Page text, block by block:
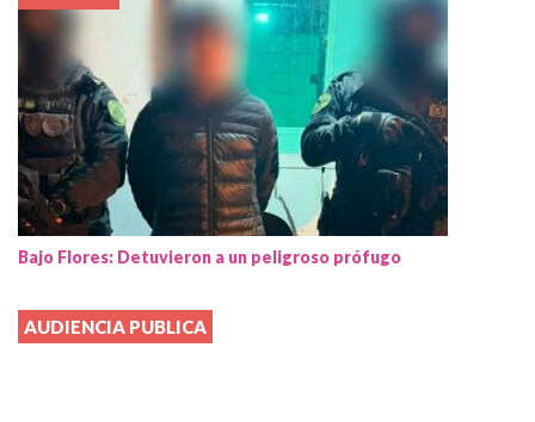
Bajo Flores: Detuvieron a un peligroso prófugo
AUDIENCIA PUBLICA